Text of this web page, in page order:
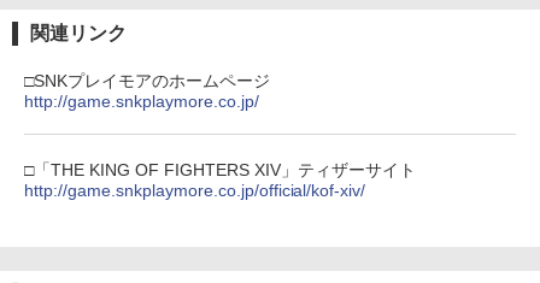
関連リンク
□SNKプレイモアのホームページ
http://game.snkplaymore.co.jp/
□「THE KING OF FIGHTERS XIV」ティザーサイト
http://game.snkplaymore.co.jp/official/kof-xiv/